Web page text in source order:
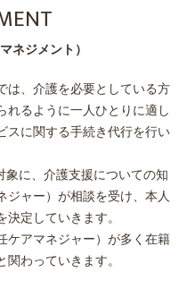
ネジメント）
は、介護を必要としている方
るように一人ひとりに適し
スに関する手続き代行を行い
象に、介護支援についての知
ジャー）が相談を受け、本人
定していきます。
ケアマネジャー）が多く在籍
わっていきます。